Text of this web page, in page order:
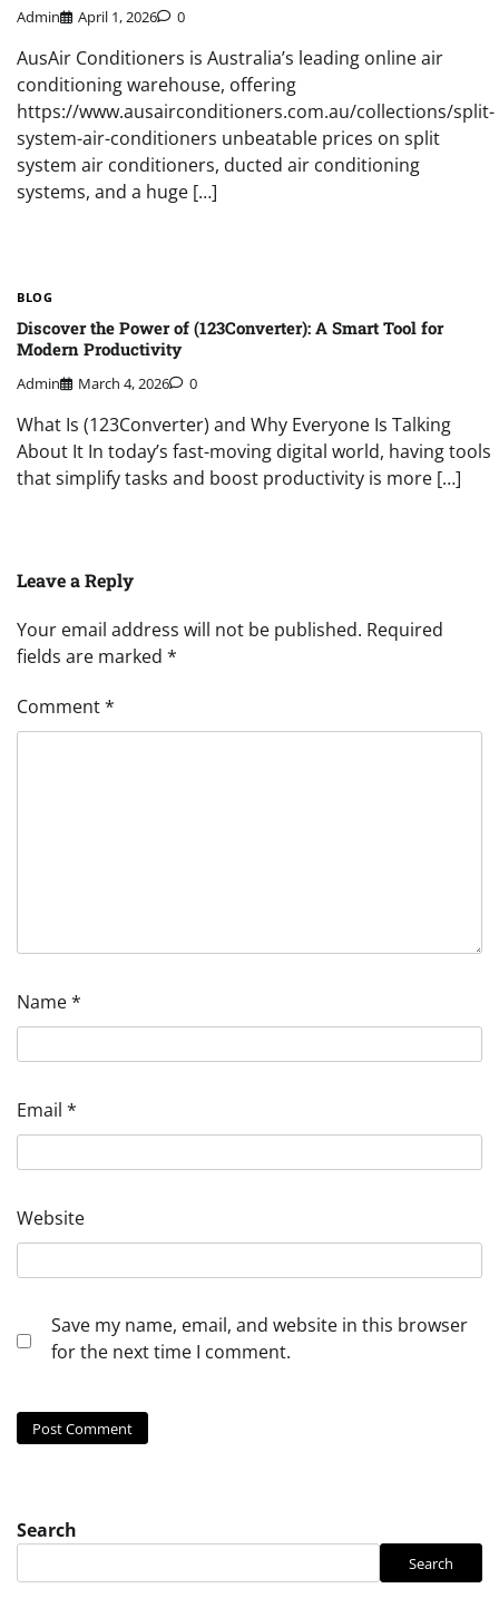
Admin April 1, 2026 0
AusAir Conditioners is Australia’s leading online air
conditioning warehouse, offering
https://www.ausairconditioners.com.au/collections/split-
system-air-conditioners unbeatable prices on split
system air conditioners, ducted air conditioning
systems, and a huge […]
BLOG
Discover the Power of (123Converter): A Smart Tool for
Modern Productivity
Admin March 4, 2026 0
What Is (123Converter) and Why Everyone Is Talking
About It In today’s fast-moving digital world, having tools
that simplify tasks and boost productivity is more […]
Leave a Reply
Your email address will not be published. Required
fields are marked *
Comment*
Name*
Email *
Website
Save my name, email, and website in this browser
for the next time I comment.
Search
Search